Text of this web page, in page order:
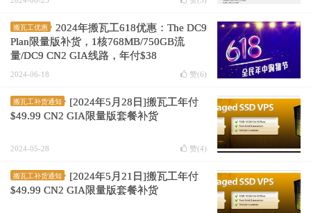
搬瓦工优惠
2024年搬瓦工618优惠：The DC9
Plan限量版补货，1核768MB/750GB流
量/DC9 CN2 GIA线路，年付$38
2024-06-18 赞(6)
搬瓦工补货通知
[2024年5月28日]搬瓦工年付
$49.99 CN2 GIA限量版套餐补货
2024-05-28 赞(4)
搬瓦工补货通知
[2024年5月21日]搬瓦工年付
$49.99 CN2 GIA限量版套餐补货